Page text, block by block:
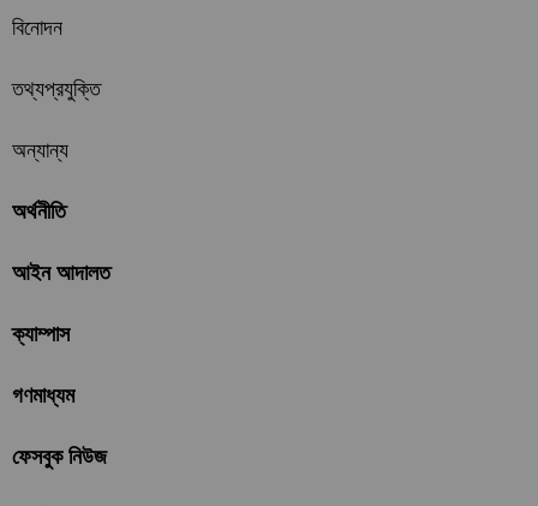
বিনোদন
তথ্যপ্রযুক্তি
অন্যান্য
অর্থনীতি
আইন আদালত
ক্যাম্পাস
গণমাধ্যম
ফেসবুক নিউজ